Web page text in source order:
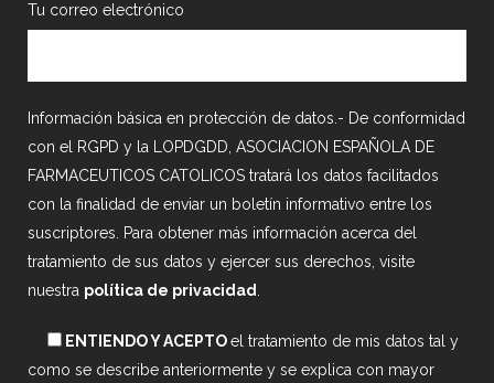
Tu correo electrónico
Información básica en protección de datos.- De conformidad
con el RGPD y la LOPDGDD, ASOCIACION ESPAÑOLA DE
FARMACEUTICOS CATOLICOS tratará los datos facilitados
con la finalidad de enviar un boletín informativo entre los
suscriptores. Para obtener más información acerca del
tratamiento de sus datos y ejercer sus derechos, visite
nuestra política de privacidad
ENTIENDO Y ACEPTOel tratamiento de mis datos tal y
como se describe anteriormente y se explica con mayor